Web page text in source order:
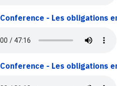
Conference - Les obligations
Conference - Les obligations